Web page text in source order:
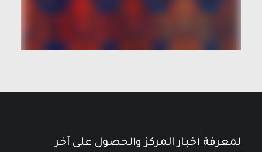
لمعرفة أخبار المركز والحصول على آخر